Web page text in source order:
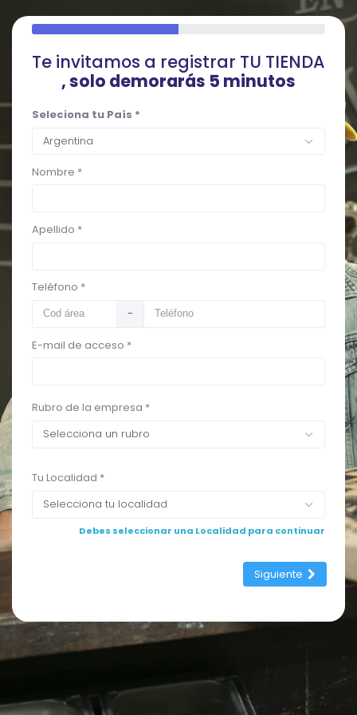
Te invitamos a registrar TU TIENDA
, solo demorarás 5 minutos
Seleciona tu País *
Argentina
Nombre *
Apellido *
Teléfono *
-
E-mail de acceso *
Rubro de la empresa *
Selecciona un rubro
Tu Localidad *
Selecciona tu localidad
Debes seleccionar una Localidad para continuar
Siguiente